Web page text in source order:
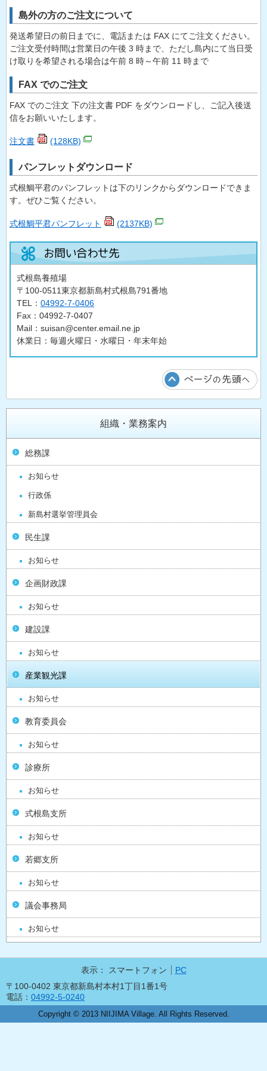
島外の方のご注文について
発送希望日の前日までに、電話または FAX にてご注文ください。
ご注文受付時間は営業日の午後 3 時まで、ただし島内にて当日受
け取りを希望される場合は午前 8 時～午前 11 時まで
FAX でのご注文
FAX でのご注文 下の注文書 PDF をダウンロードし、ご記入後送
信をお願いいたします。
注文書 (128KB)
パンフレットダウンロード
式根鯛平君のパンフレットは下のリンクからダウンロードできま
す。ぜひご覧ください。
式根鯛平君パンフレット (2137KB)
式根島養殖場
〒100-0511東京都新島村式根島791番地
TEL： 04992-7-0406
Fax：04992-7-0407
Mail：suisan@center.email.ne.jp
休業日：毎週火曜日・水曜日・年末年始
組織・業務案内
総務課
お知らせ
行政係
新島村選挙管理員会
民生課
お知らせ
企画財政課
お知らせ
建設課
お知らせ
産業観光課
お知らせ
教育委員会
お知らせ
診療所
お知らせ
式根島支所
お知らせ
若郷支所
お知らせ
議会事務局
お知らせ
表示： スマートフォン
PC
〒100-0402 東京都新島村本村1丁目1番1号
電話： 04992-5-0240
Copyright © 2013 NIIJIMA Village. All Rights Reserved.